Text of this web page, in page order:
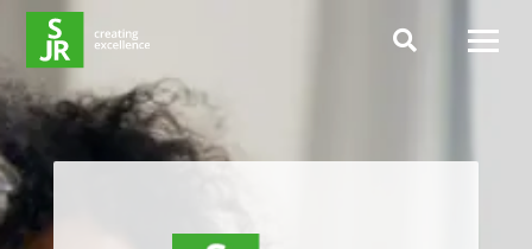
Hoppa till innehåll